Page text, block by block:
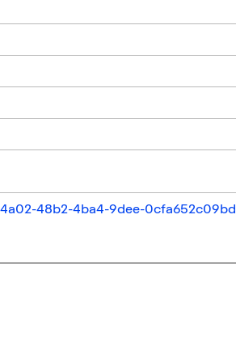
48b2-4ba4-9dee-0cfa652c09bd